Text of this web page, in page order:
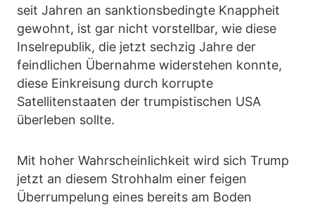
seit Jahren an sanktionsbedingte Knappheit
gewohnt, ist gar nicht vorstellbar, wie diese
Inselrepublik, die jetzt sechzig Jahre der
feindlichen Übernahme widerstehen konnte,
diese Einkreisung durch korrupte
Satellitenstaaten der trumpistischen USA
überleben sollte.
Mit hoher Wahrscheinlichkeit wird sich Trump
jetzt an diesem Strohhalm einer feigen
Überrumpelung eines bereits am Boden